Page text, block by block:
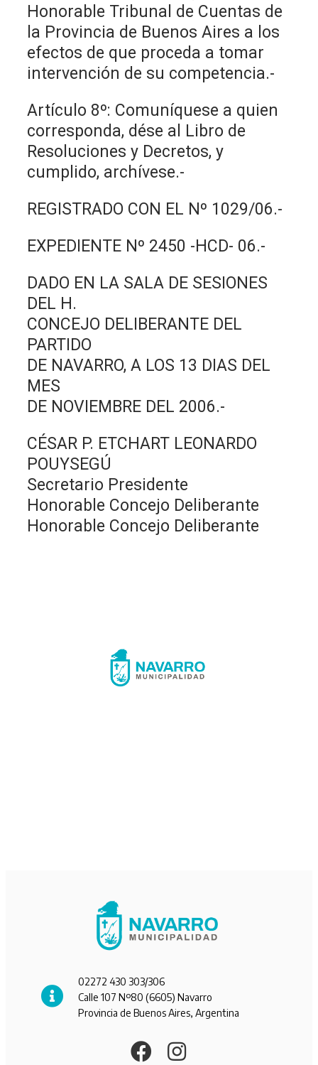
Honorable Tribunal de Cuentas de
la Provincia de Buenos Aires a los
efectos de que proceda a tomar
intervención de su competencia.-
Artículo 8º: Comuníquese a quien
corresponda, dése al Libro de
Resoluciones y Decretos, y
cumplido, archívese.-
REGISTRADO CON EL Nº 1029/06.-
EXPEDIENTE Nº 2450 -HCD- 06.-
DADO EN LA SALA DE SESIONES
DEL H.
CONCEJO DELIBERANTE DEL
PARTIDO
DE NAVARRO, A LOS 13 DIAS DEL
MES
DE NOVIEMBRE DEL 2006.-
CÉSAR P. ETCHART LEONARDO
POUYSEGÚ
Secretario Presidente
Honorable Concejo Deliberante
Honorable Concejo Deliberante
02272 430 303/306
Calle 107 Nº80 (6605) Navarro
Provincia de Buenos Aires, Argentina